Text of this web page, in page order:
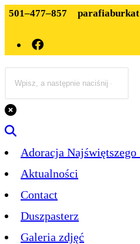
501–477–857
Adoracja Najświętszego
Aktualności
Contact
Duszpasterz
Galeria zdjęć